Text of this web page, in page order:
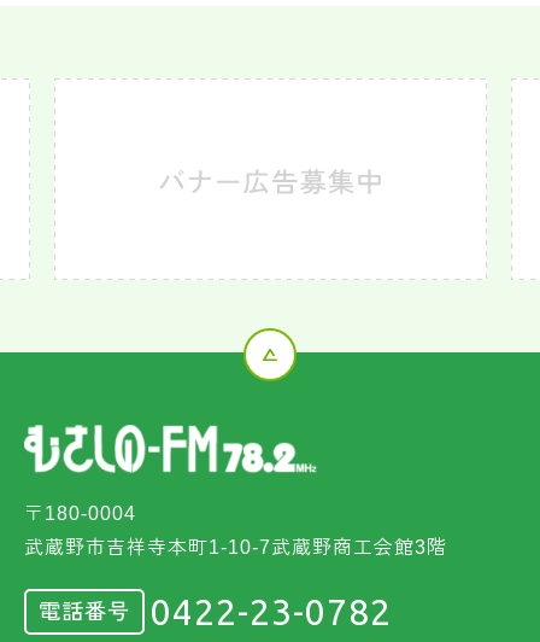
〒180-0004
武蔵野市吉祥寺本町1-10-7武蔵野商工会館3階
電話番号 0422-23-0782